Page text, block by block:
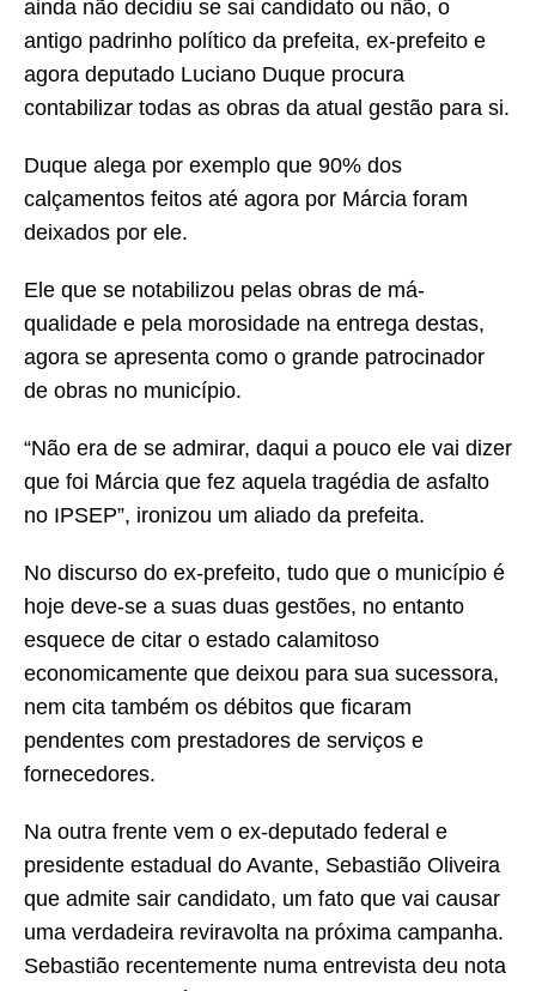
ainda não decidiu se sai candidato ou não, o
antigo padrinho político da prefeita, ex-prefeito e
agora deputado Luciano Duque procura
contabilizar todas as obras da atual gestão para si.
Duque alega por exemplo que 90% dos
calçamentos feitos até agora por Márcia foram
deixados por ele.
Ele que se notabilizou pelas obras de má-
qualidade e pela morosidade na entrega destas,
agora se apresenta como o grande patrocinador
de obras no município.
“Não era de se admirar, daqui a pouco ele vai dizer
que foi Márcia que fez aquela tragédia de asfalto
no IPSEP”, ironizou um aliado da prefeita.
No discurso do ex-prefeito, tudo que o município é
hoje deve-se a suas duas gestões, no entanto
esquece de citar o estado calamitoso
economicamente que deixou para sua sucessora,
nem cita também os débitos que ficaram
pendentes com prestadores de serviços e
fornecedores.
Na outra frente vem o ex-deputado federal e
presidente estadual do Avante, Sebastião Oliveira
que admite sair candidato, um fato que vai causar
uma verdadeira reviravolta na próxima campanha.
Sebastião recentemente numa entrevista deu nota